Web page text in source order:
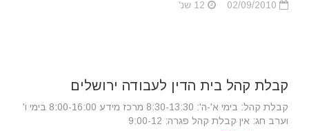
קבלת קהל בית הדין לעבודה ירושלים
קבלת קהל: בימי א'-ה': 8:30-13:30 מרכז מידע 8:00-16:00 בימי ו'
וערב חג: אין קבלת קהל פגרה: 9:00-12